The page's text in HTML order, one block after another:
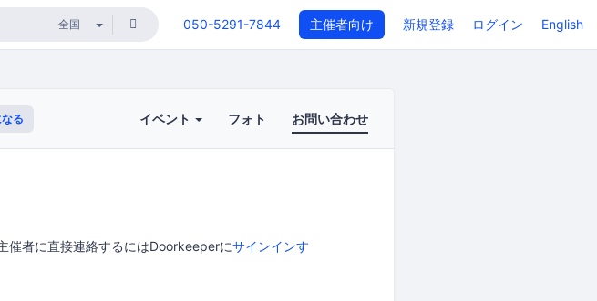
050-5291-7844 主催者向け 新規登録 ログイン English
る イベント フォト お問い合わせ
催者に直接連絡するにはDoorkeeperにサインインす